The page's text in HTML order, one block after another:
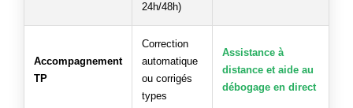
24h/48h)
Accompagnement
TP
Correction
automatique
ou corrigés
types
Assistance à
distance et aide au
débogage en direct